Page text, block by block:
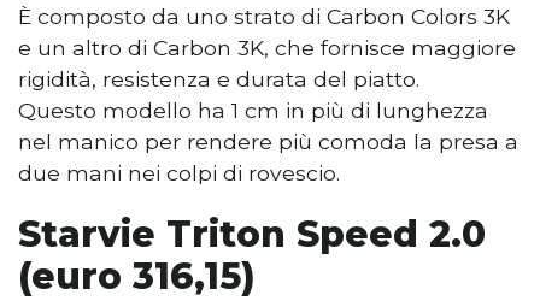
È composto da uno strato di Carbon Colors 3K
e un altro di Carbon 3K, che fornisce maggiore
rigidità, resistenza e durata del piatto.
Questo modello ha 1 cm in più di lunghezza
nel manico per rendere più comoda la presa a
due mani nei colpi di rovescio.
Starvie Triton Speed 2.0
(euro 316,15)